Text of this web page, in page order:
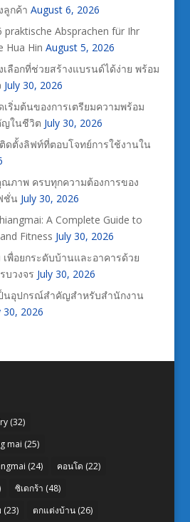
ลูกค้า August 6, 2026
praktische Absprachen für Ihr
Hua Hin August 5, 2026
ลือกที่ช่วยสร้างแบรนด์ได้ง่าย พร้อม
July 30, 2026
ริ่มต้นของการเตรียมความพร้อม
ญในชีวิต July 30, 2026
ดตั้งลิฟท์ที่ตอบโจทย์การใช้งานใน
ภาพ ครบทุกความต้องการของ
ชั่น July 30, 2026
A Complete Guide to
Fitness July 30, 2026
เพื่อยกระดับบ้านและอาคารด้วย
บวงจร July 30, 2026
นอุปกรณ์สำคัญสำหรับสำนักงาน
30, 2026
(32)
mai (25)
(24) คอนโด (22)
ซิเดกร้า (48)
(23) ตกแต่งบ้าน(26)